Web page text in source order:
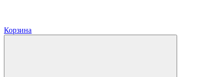
Корзина